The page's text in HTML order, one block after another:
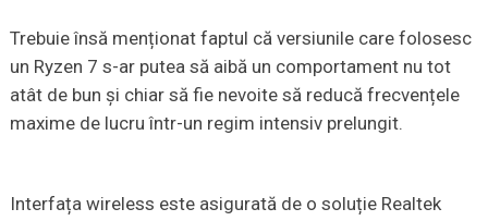
Trebuie însă menționat faptul că versiunile care folosesc
un Ryzen 7 s-ar putea să aibă un comportament nu tot
atât de bun și chiar să fie nevoite să reducă frecvențele
maxime de lucru într-un regim intensiv prelungit.
Interfața wireless este asigurată de o soluție Realtek